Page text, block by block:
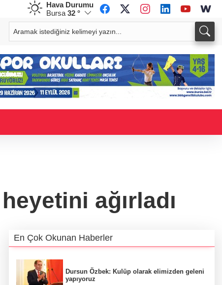
Hava Durumu
Bursa 32 °
CHF
59,0083%0,82
34,1883
ağırladı
En Çok Okunan Haberler
Dursun Özbek: Kulüp olarak elimizden geleni
yapıyoruz